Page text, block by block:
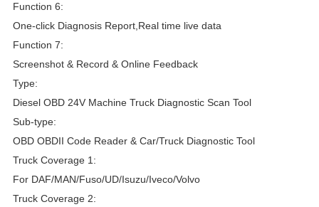
Function 6:
One-click Diagnosis Report,Real time live data
Function 7:
Screenshot & Record & Online Feedback
Type:
Diesel OBD 24V Machine Truck Diagnostic Scan Tool
Sub-type:
OBD OBDII Code Reader & Car/Truck Diagnostic Tool
Truck Coverage 1:
For DAF/MAN/Fuso/UD/Isuzu/Iveco/Volvo
Truck Coverage 2: